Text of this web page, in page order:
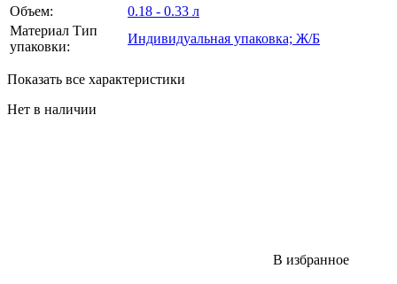
Объем:
0.18 - 0.33 л
Материал Тип
упаковки:
Индивидуальная упаковка; Ж/Б
Показать все характеристики
Нет в наличии
В избранное